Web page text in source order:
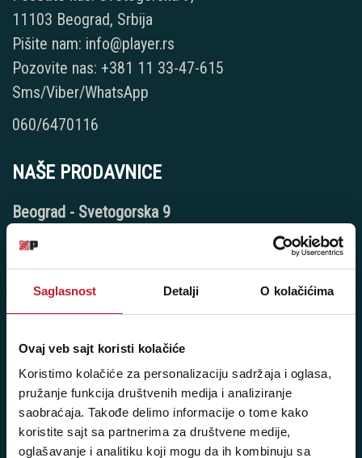
Saglasnost Detalji O kolačićima
Ovaj veb sajt koristi kolačiće
Koristimo kolačiće za personalizaciju sadržaja i oglasa,
pružanje funkcija društvenih medija i analiziranje
saobraćaja. Takođe delimo informacije o tome kako
koristite sajt sa partnerima za društvene medije,
oglašavanje i analitiku koji mogu da ih kombinuju sa
11103 Beograd, Srbija
Pišite nam: info@player.rs
Pozovite nas: +381 11 33-47-615
Sms/Viber/WhatsApp
060/6470116
NAŠE PRODAVNICE
Beograd - Svetogorska 9
Telefoni:
+381 11 3347 615
+381 11 3347 883
+381 11 2688 067
+381 11 2688 068
+381 11 2688 069